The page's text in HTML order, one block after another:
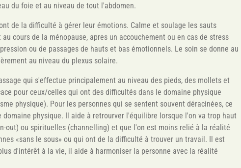
du foie et au niveau de tout l'abdomen.
de la difficulté à gérer leur émotions. Calme et soulage les sauts
cours de la ménopause, apres un accouchement ou en cas de stress
ou de passages de hauts et bas émotionnels. Le soin se donne au
au niveau du plexus solaire.
qui s'effectue principalement au niveau des pieds, des mollets et
pour ceux/celles qui ont des difficultés dans le domaine physique
physique). Pour les personnes qui se sentent souvent déracinées, ce
domaine physique. Il aide à retrourver l'équilibre lorsque l'on va trop haut
out) ou spirituelles (channelling) et que l'on est moins relié à la réalité
«sans le sous» ou qui ont de la difficulté à trouver un travail. Il est
d'intérêt à la vie, il aide à harmoniser la personne avec la réalité